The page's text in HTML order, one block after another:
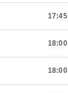
17:45
18:00
18:00